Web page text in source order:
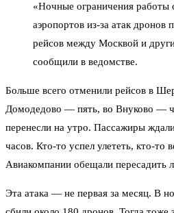
«Ночные ограничения работы
аэропортов из-за атак дронов
рейсов между Москвой и
сообщили в ведомстве.
Больше всего отменили рейсов в
Домодедово — пять, во Внуково —
перенесли на утро. Пассажиры
часов. Кто-то успел улететь, кто-то
Авиакомпании обещали пересадить
Эта атака — не первая за месяц. В